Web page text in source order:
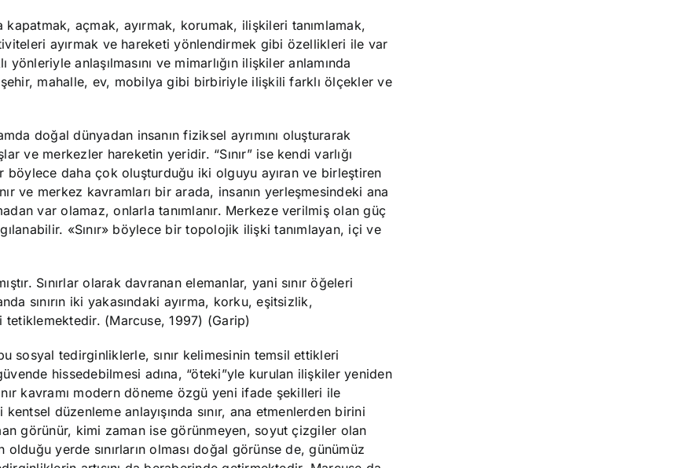
kapatmak, açmak, ayırmak, korumak, ilişkileri tanımlamak,
ayırmak ve hareketi yönlendirmek gibi özellikleri ile var
anlaşılmasını ve mimarlığın ilişkiler anlamında
mahalle, ev, mobilya gibi birbiriyle ilişkili farklı ölçekler ve
doğal dünyadan insanın fiziksel ayrımını oluşturarak
ve merkezler hareketin yeridir. “Sınır” ise kendi varlığı
böylece daha çok oluşturduğu iki olguyu ayıran ve birleştiren
ve merkez kavramları bir arada, insanın yerleşmesindeki ana
var olamaz, onlarla tanımlanır. Merkeze verilmiş olan güç
«Sınır» böylece bir topolojik ilişki tanımlayan, içi ve
Sınırlar olarak davranan elemanlar, yani sınır öğeleri
sınırın iki yakasındaki ayırma, korku, eşitsizlik,
(Marcuse, 1997) (Garip)
sosyal tedirginliklerle, sınır kelimesinin temsil ettikleri
hissedebilmesi adına, “öteki”yle kurulan ilişkiler yeniden
kavramı modern döneme özgü yeni ifade şekilleri ile
düzenleme anlayışında sınır, ana etmenlerden birini
görünür, kimi zaman ise görünmeyen, soyut çizgiler olan
olduğu yerde sınırların olması doğal görünse de, günümüz